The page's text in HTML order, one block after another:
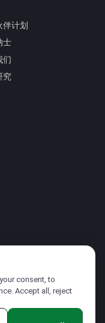
伴计划
士
们
究
consent, to
Accept all, reject